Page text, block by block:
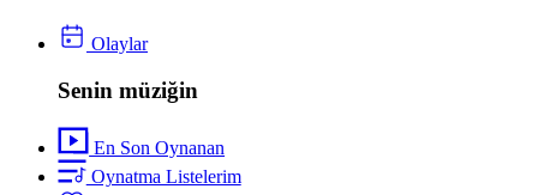
Olaylar
Senin müziğin
En Son Oynanan
Oynatma Listelerim